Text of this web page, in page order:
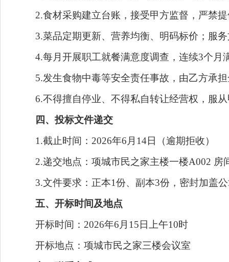
2.食材采购建立台账，接受甲方监督，严禁提
3.菜品定期更新、营养均衡、明码标价；服务
4.每月开展职工就餐满意度调查，连续3个月
5.发生食物中毒等安全责任事故，由乙方承担
6.不得擅自停业、不得私自转让经营权，服从
四、投标文件递交
1.截止时间：2026年6月14日（逾期拒收）
2.递交地点：项城市民之家主楼一楼A002 房
3.文件要求：正本1份、副本3份，密封加盖公
五、开标时间及地点
开标时间：2026年6月15日上午10时
开标地点：项城市民之家三楼会议室